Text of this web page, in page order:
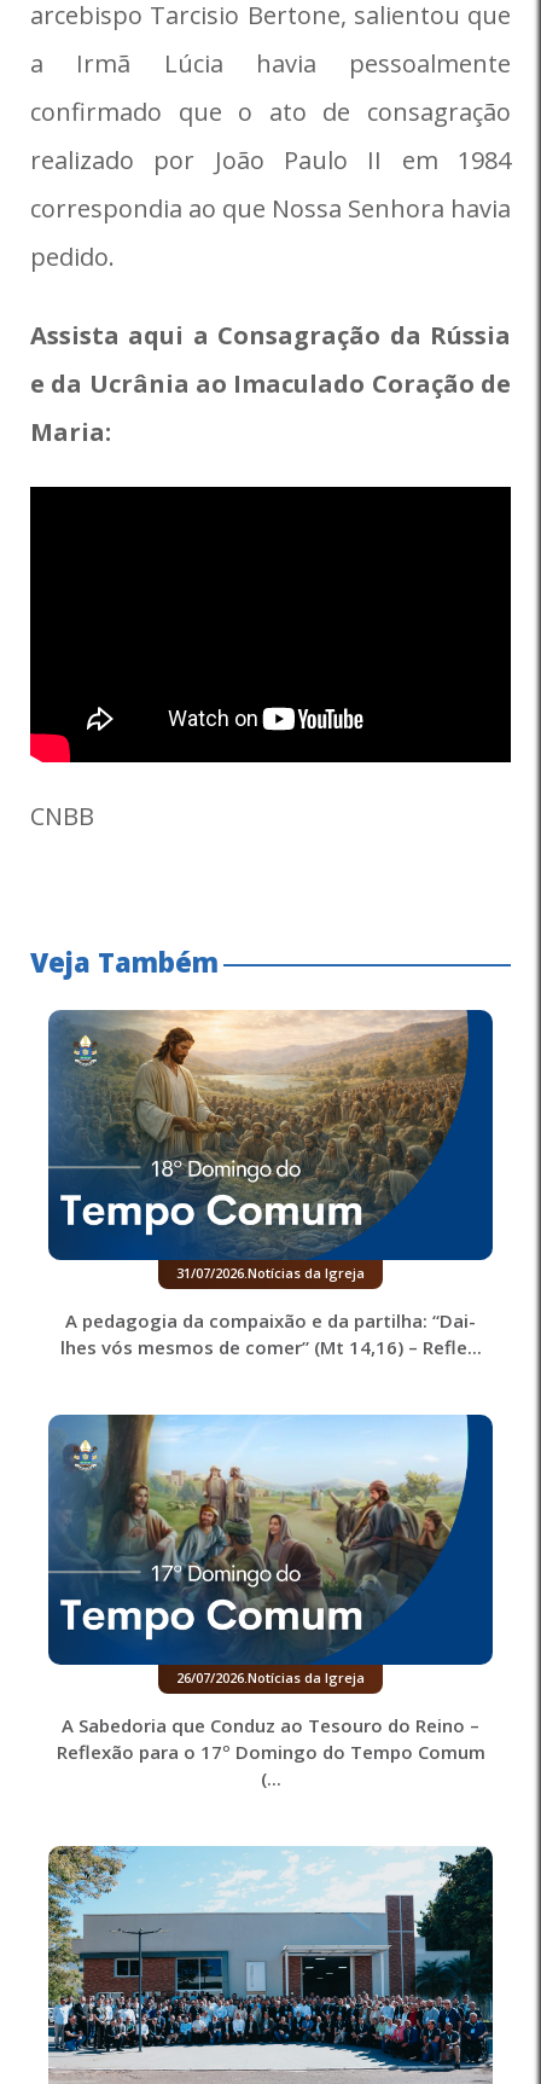
arcebispo Tarcisio Bertone, salientou que
a Irmã Lúcia havia pessoalmente
confirmado que o ato de consagração
realizado por João Paulo II em 1984
correspondia ao que Nossa Senhora havia
pedido.
Assista aqui a Consagração da Rússia
e da Ucrânia ao Imaculado Coração de
Maria:
CNBB
Veja Também
31/07/2026.Notícias da Igreja
A pedagogia da compaixão e da partilha: “Dai-
lhes vós mesmos de comer” (Mt 14,16) – Refle...
26/07/2026.Notícias da Igreja
A Sabedoria que Conduz ao Tesouro do Reino –
Reflexão para o 17º Domingo do Tempo Comum
(...